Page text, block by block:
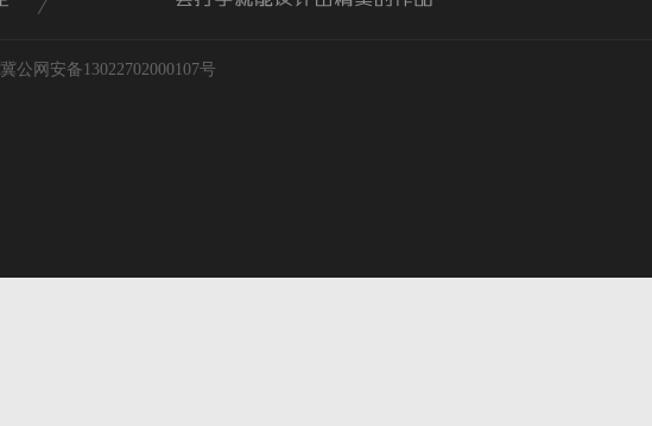
冀公网安备13022702000107号